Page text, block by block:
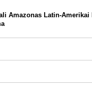
Amazonas Latin-